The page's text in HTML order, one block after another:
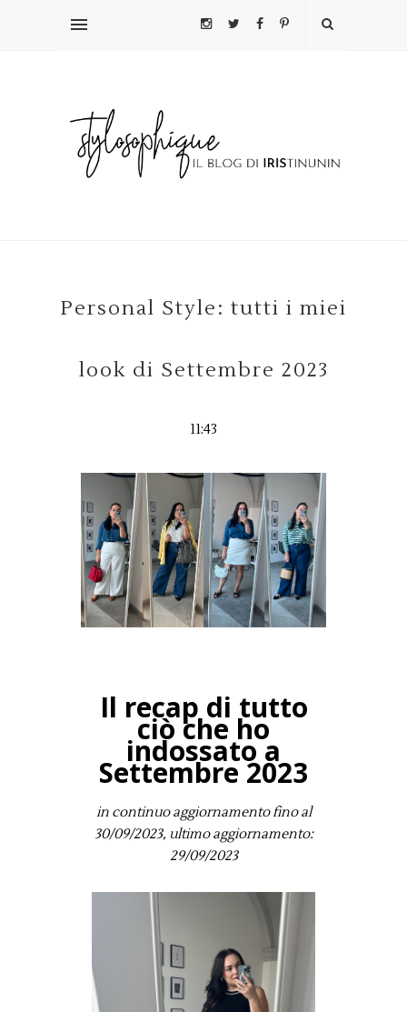
Personal Style: tutti i miei
look di Settembre 2023
11:43
Il recap di tutto
ciò che ho
indossato a
Settembre 2023
in continuo aggiornamento fino al
30/09/2023, ultimo aggiornamento:
29/09/2023